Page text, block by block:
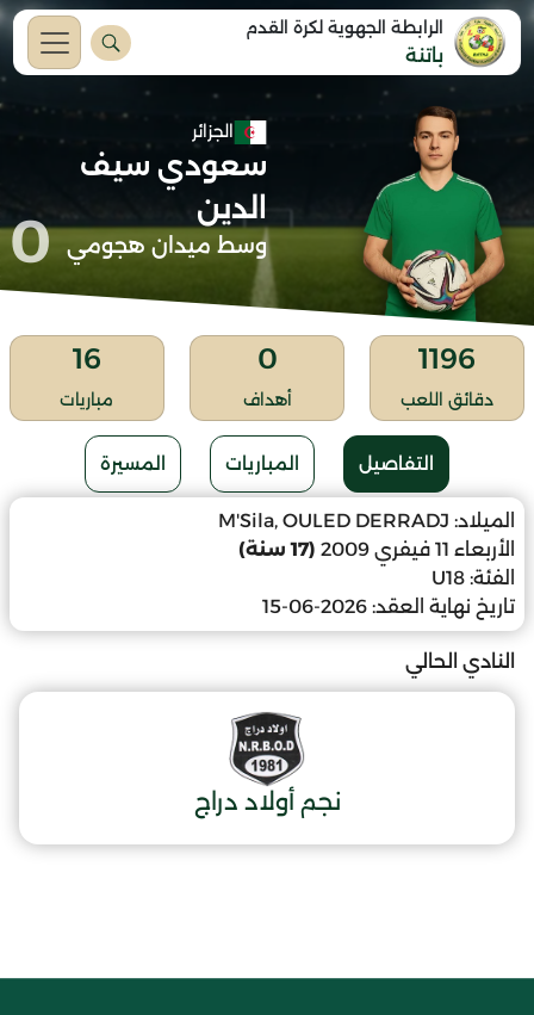
الرابطة الجهوية لكرة القدم
باتنة
الجزائر
سعودي سيف
الدين
وسط ميدان هجومي 0
1196
دقائق اللعب
0
أهداف
16
مباريات
التفاصيل المباريات المسيرة
الميلاد: M'Sila, OULED DERRADJ
الأربعاء 11 فيفري 2009
(17 سنة)
الفئة: U18
تاريخ نهاية العقد: 2026-06-15
النادي الحالي
نجم أولاد دراج